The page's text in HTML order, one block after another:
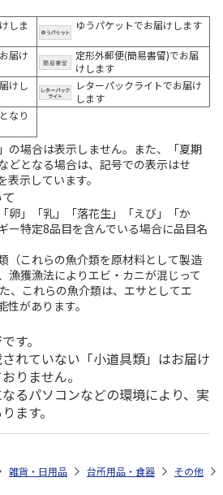
しま
ゆうパケットでお届けします
届け
定形外郵便(簡易書留)でお届
けします
けし
レターパックライトでお届け
します
なり
の場合は表示しません。また、「夏期
どとなる場合は、記号での表示はせ
示しています。
卵」「乳」「落花生」「えび」「か
ー特定8品目を含んでいる場合に品目名
（これらの魚介類を原材料として製造
漁獲漁法によりエビ・カニが混じって
、これらの魚介類は、エサとしてエ
があります。
す。
れていない「小道具類」はお届け
りません。
るパソコンなどの環境により、実
ます。
雑貨・日用品 台所用品・食器 その他